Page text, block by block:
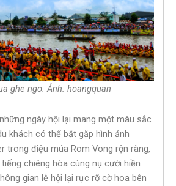
ghe ngo. Ảnh: hoangquan
ngày hội lại mang một màu sắc
khách có thể bắt gặp hình ảnh
trong điệu múa Rom Vong rộn ràng,
chiêng hòa cùng nụ cười hiền
gian lễ hội lại rực rỡ cờ hoa bên